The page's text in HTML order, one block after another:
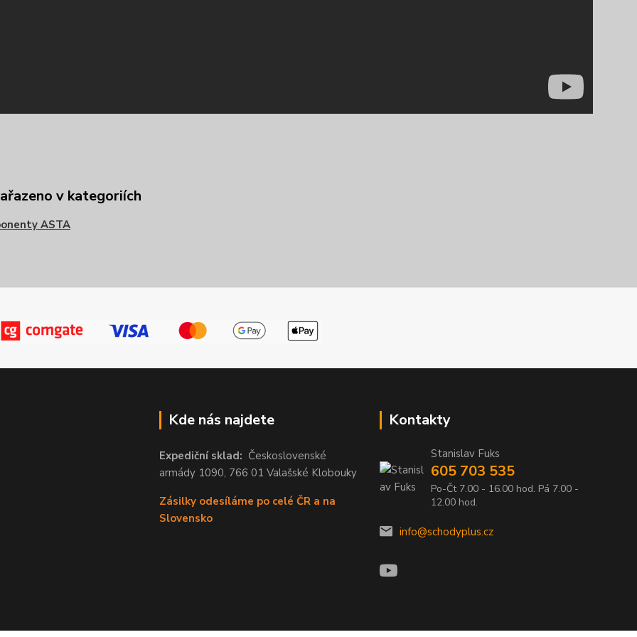
v kategoriích
ASTA
Kde nás najdete
Expediční sklad: Československé
armády 1090, 766 01 Valašské Klobouky
Zásilky odesíláme po celé ČR a na
Slovensko
Kontakty
Stanislav Fuks
605 703 535
Po-Čt 7.00 - 16.00 hod. Pá 7.00 -
12.00 hod.
info@schodyplus.cz